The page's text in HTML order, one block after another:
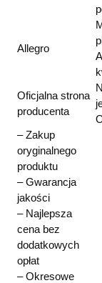
Allegro
Oficjalna strona
producenta
– Zakup
oryginalnego
produktu
– Gwarancja
jakości
– Najlepsza
cena bez
dodatkowych
opłat
– Okresowe